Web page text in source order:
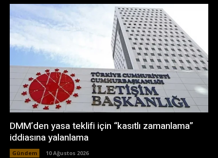
DMM’den yasa teklifi için “kasıtlı zamanlama”
iddiasına yalanlama
Gündem 10 Ağustos 2026